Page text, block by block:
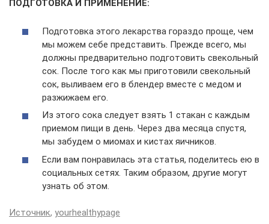
ПОДГОТОВКА И ПРИМЕНЕНИЕ:
Подготовка этого лекарства гораздо проще, чем
мы можем себе представить. Прежде всего, мы
должны предварительно подготовить свекольный
сок. После того как мы приготовили свекольный
сок, выливаем его в блендер вместе с медом и
разжижаем его.
Из этого сока следует взять 1 стакан с каждым
приемом пищи в день. Через два месяца спустя,
мы забудем о миомах и кистах яичников.
Если вам понравилась эта статья, поделитесь ею в
социальных сетях. Таким образом, другие могут
узнать об этом.
Источник, yourhealthypage